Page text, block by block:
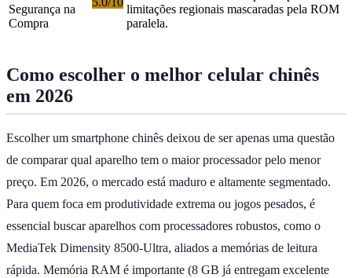
Segurança na
Compra
limitações regionais mascaradas pela ROM
paralela.
Como escolher o melhor celular chinês
em 2026
Escolher um smartphone chinês deixou de ser apenas uma questão
de comparar qual aparelho tem o maior processador pelo menor
preço. Em 2026, o mercado está maduro e altamente segmentado.
Para quem foca em produtividade extrema ou jogos pesados, é
essencial buscar aparelhos com processadores robustos, como o
MediaTek Dimensity 8500-Ultra, aliados a memórias de leitura
rápida. Memória RAM é importante (8 GB já entregam excelente